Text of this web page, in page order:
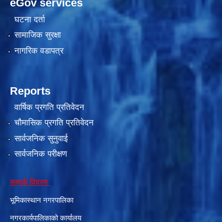
eGov services
घटना दर्ता
सामाजिक सुरक्षा
नागरिक वडापत्र
Reports
वार्षिक प्रगति प्रतिवेदन
चौमासिक प्रगति प्रतिवेदन
सार्वजनिक सुनुवाई
सार्वजनिक परीक्षण
सम्पर्क विवरण
भूमिकास्थान नगरपालिका
नगरकार्यपालिकाको कार्यालय